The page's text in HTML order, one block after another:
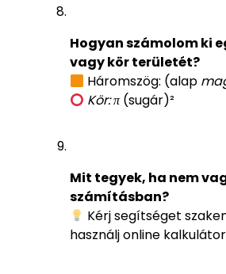
Hogyan számolom ki
vagy kör területét?
Háromszög: (alap
Kör: π(sugár)²
Mit tegyek, ha nem
számításban?
Kérj segítséget
használj online